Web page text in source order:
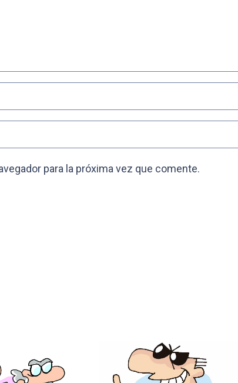
para la próxima vez que comente.